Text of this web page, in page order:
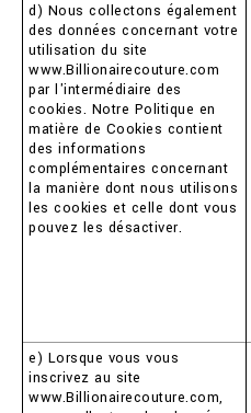
d) Nous collectons également
des données concernant votre
utilisation du site
www.Billionairecouture.com
par l'intermédiaire des
cookies. Notre Politique en
matière de Cookies contient
des informations
complémentaires concernant
la manière dont nous utilisons
les cookies et celle dont vous
pouvez les désactiver.
e) Lorsque vous vous
inscrivez au site
www.Billionairecouture.com,